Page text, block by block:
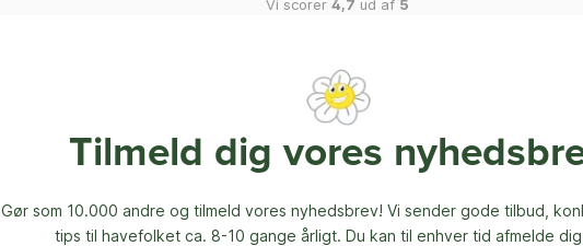
Vi scorer4,7 ud af 5
Tilmeld dig vores
Gør som 10.000 andre og tilmeld vores nyhedsbrev! Vi sender gode tilbud,
tips til havefolket ca. 8-10 gange årligt. Du kan til enhver tid afmelde